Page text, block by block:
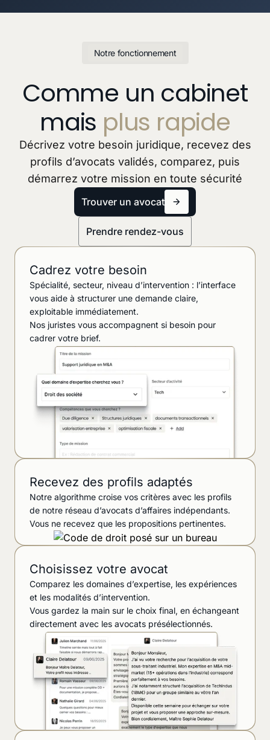
Cadrez votre besoin
Spécialité, secteur, niveau d’intervention : l’interface
vous aide à structurer une demande claire,
exploitable immédiatement.
Nos juristes vous accompagnent si besoin pour
cadrer votre brief.
Recevez des profils adaptés
Notre algorithme croise vos critères avec les profils
de notre réseau d’avocats d’affaires indépendants.
Vous ne recevez que les propositions pertinentes.
Choisissez votre avocat
Comparez les domaines d’expertise, les expériences
et les modalités d’intervention.
Vous gardez la main sur le choix final, en échangeant
directement avec les avocats présélectionnés.
Notre fonctionnement
Comme un cabinet
mais plus rapide
Décrivez votre besoin juridique, recevez des
profils d’avocats validés, comparez, puis
démarrez votre mission en toute sécurité
Trouver un avocat
Prendre rendez-vous